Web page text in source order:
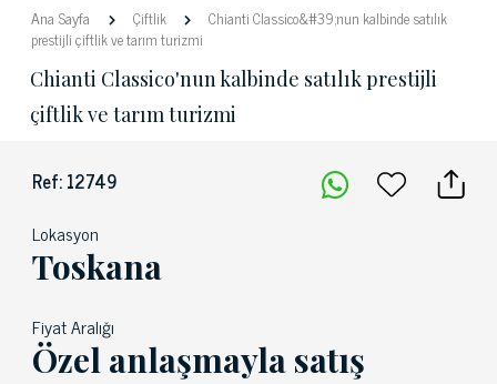
Ana Sayfa Çiftlik
Chianti Classico&#39;nun kalbinde satılık
prestijli çiftlik ve tarım turizmi
Chianti Classico'nun kalbinde satılık prestijli
çiftlik ve tarım turizmi
Ref: 12749
Lokasyon
Toskana
Fiyat Aralığı
Özel anlaşmayla satış